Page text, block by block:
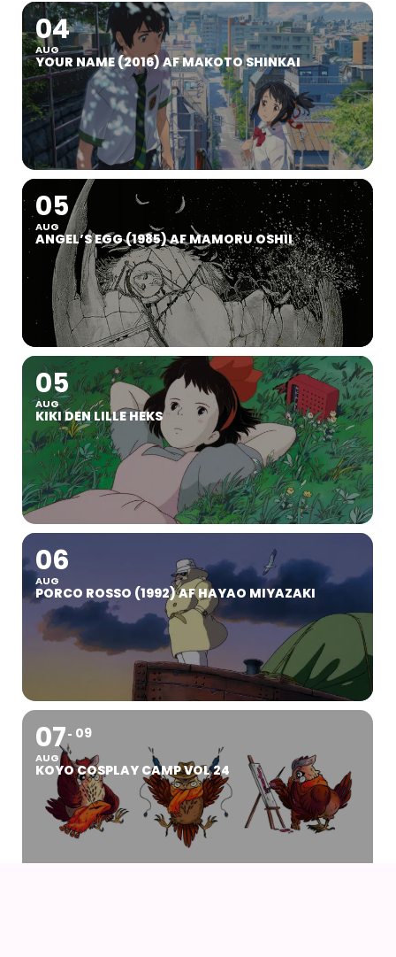
04
AUG
YOUR NAME (2016) AF MAKOTO SHINKAI
05
AUG
ANGEL’S EGG (1985) AF MAMORU OSHII
05
AUG
KIKI DEN LILLE HEKS
06
AUG
PORCO ROSSO (1992) AF HAYAO MIYAZAKI
07
AUG
09
KOYO COSPLAY CAMP VOL 24